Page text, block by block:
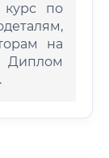
курс по
на